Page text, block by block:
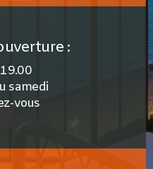
:
samedi
vous